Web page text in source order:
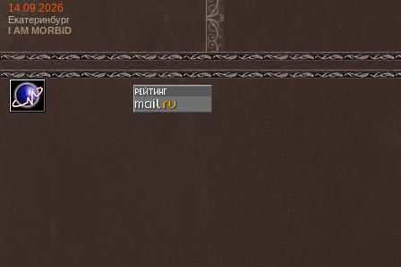
14.09.2026
Екатеринбург
I AM MORBID